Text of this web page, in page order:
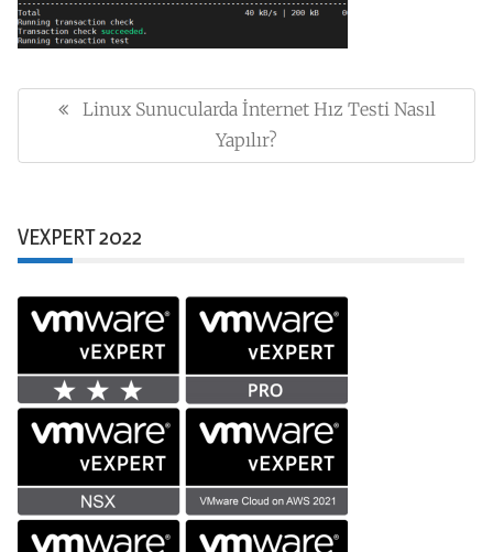
gezinmesiPrevious
Linux Sunucularda İnternet Hız Testi Nasıl
Yapılır?
VEXPERT 2022